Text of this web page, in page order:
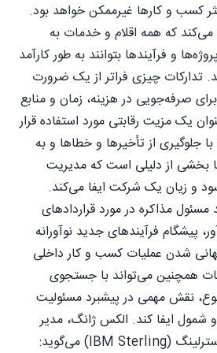
کسب و کارها غیرممکن خواهد بود.
که همه اقلام و خدمات به
و فرآیندها بتوانند به طور کارآمد
تدارکات چیزی فراتر از یک ضرورت
صرفه‌جویی در هزینه، زمان و منابع
یک مزیت رقابتی مورد استفاده قرار
جلوگیری از تأخیرها و خطاها و به
بخشی از دلیلی است که مدیریت
و زیان یک شرکت ایفا می‌کند.
مذاکره در مورد قراردادهای
پیشگام فرآیندهای جدید نوآورانه
شدن عملیات کسب و کار داخلی
همچنین می‌تواند با جستجوی
نقش مهمی در پیشبرد مسئولیت
شمول ایفا کند. الکس ژانگ، مدیر
زنجیره تأمین آی بی ام استرلینگ (IBM Sterling) می‌گوید: